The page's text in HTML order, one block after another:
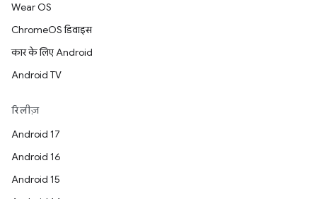
Wear OS
ChromeOS डिवाइस
कार के लिए Android
Android TV
रिलीज़
Android 17
Android 16
Android 15